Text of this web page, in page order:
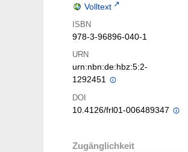
Volltext
ISBN
978-3-96896-040-1
URN
urn:nbn:de:hbz:5:2-
1292451
DOI
10.4126/frl01-006489347
Zugänglichkeit